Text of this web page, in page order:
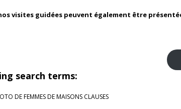
visites guidées peuvent également être
search terms:
DE FEMMES DE MAISONS CLAUSES